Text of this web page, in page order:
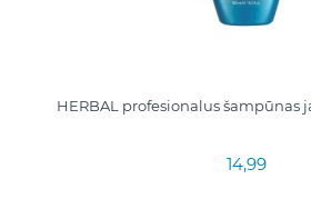
HERBAL profesionalus šampūnas
14,99